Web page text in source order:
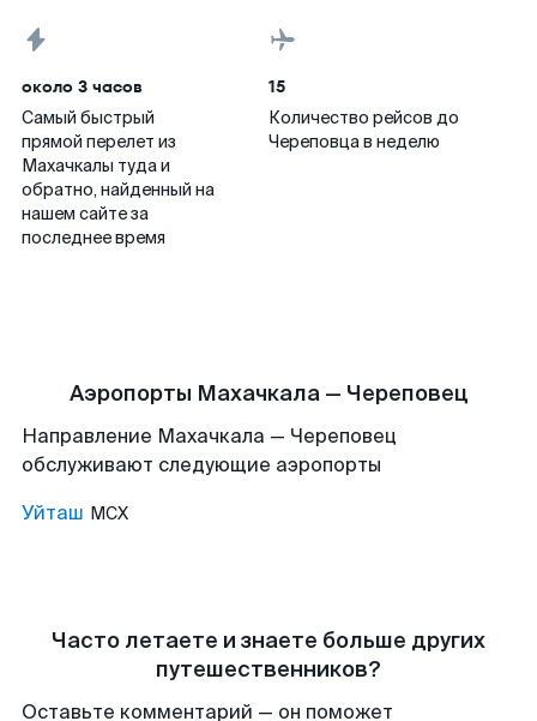
около 3 часов
Самый быстрый
прямой перелет из
Махачкалы туда и
обратно, найденный на
нашем сайте за
последнее время
15
Количество рейсов до
Череповца в неделю
Аэропорты Махачкала — Череповец
Направление Махачкала — Череповец
обслуживают следующие аэропорты
Уйташ MCX
Часто летаете и знаете больше других
путешественников?
Оставьте комментарий — он поможет